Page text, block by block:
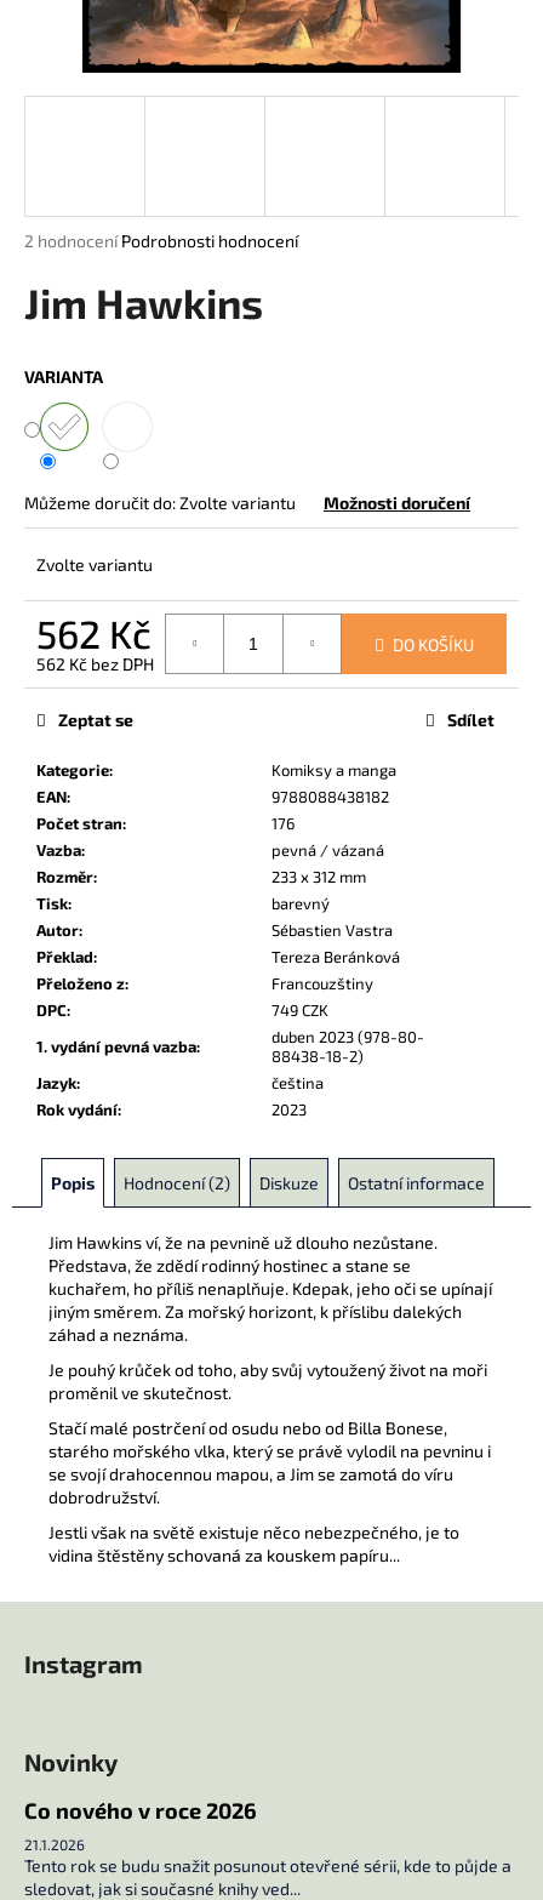
Průměrné
produktu
je
5
hvězdiček.
2 hodnocení Podrobnosti hodnocení
Jim Hawkins
VARIANTA
Můžeme doručit do:Zvolte variantu Možnosti doručení
Zvolte variantu
562 Kč
562 Kč bez DPH
Měrná
DO KOŠÍKU
Kategorie:
Komiksy a manga
EAN:
9788088438182
Počet stran:
176
Vazba:
pevná / vázaná
Rozměr:
233 x 312 mm
Tisk:
barevný
Autor:
Sébastien Vastra
Překlad:
Tereza Beránková
Přeloženo z:
Francouzštiny
DPC:
749 CZK
1. vydání pevná vazba:
duben 2023 (978-80-
88438-18-2)
Jazyk:
čeština
Rok vydání: 2023
Zeptat se Sdílet
Popis Hodnocení (2) Diskuze Ostatní informace
Jim Hawkins ví, že na pevnině už dlouho nezůstane.
Představa, že zdědí rodinný hostinec a stane se
kuchařem, ho příliš nenaplňuje. Kdepak, jeho oči se upínají
jiným směrem. Za mořský horizont, k příslibu dalekých
záhad a neznáma.
Je pouhý krůček od toho, aby svůj vytoužený život na moři
proměnil ve skutečnost.
Stačí malé postrčení od osudu nebo od Billa Bonese,
starého mořského vlka, který se právě vylodil na pevninu i
se svojí drahocennou mapou, a Jim se zamotá do víru
dobrodružství.
Jestli však na světě existuje něco nebezpečného, je to
vidina štěstěny schovaná za kouskem papíru...
í
D
o
p
r
u
u
j
m
e
POMSTY
249
Kč
Instagram
Novinky
Co nového v roce 2026
21.1.2026
Tento rok se budu snažit posunout otevřené sérii, kde to půjde a
sledovat, jak si současné knihy ved...